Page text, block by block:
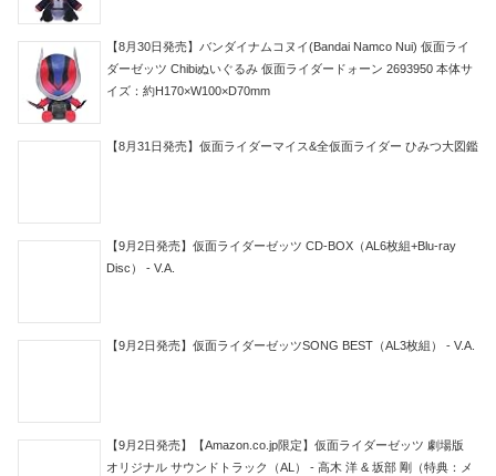
【8月30日発売】バンダイナムコヌイ(Bandai Namco Nui) 仮面ライ
ダーゼッツ Chibiぬいぐるみ 仮面ライダードォーン 2693950 本体サ
イズ：約H170×W100×D70mm
【8月31日発売】仮面ライダーマイス&全仮面ライダー ひみつ大図鑑
【9月2日発売】仮面ライダーゼッツ CD-BOX（AL6枚組+Blu-ray
Disc） - V.A.
【9月2日発売】仮面ライダーゼッツSONG BEST（AL3枚組） - V.A.
【9月2日発売】【Amazon.co.jp限定】仮面ライダーゼッツ 劇場版
オリジナル サウンドトラック（AL） - 高木 洋 & 坂部 剛（特典：メ